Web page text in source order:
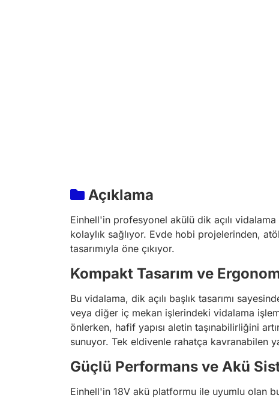
Açıklama
Einhell'in profesyonel akülü dik açılı
kolaylık sağlıyor. Evde hobi projelerinden,
tasarımıyla öne çıkıyor.
Kompakt Tasarım ve
Bu vidalama, dik açılı başlık tasarımı
veya diğer iç mekan işlerindeki vidalama
önlerken, hafif yapısı aletin taşınabilirliğini
sunuyor. Tek eldivenle rahatça kavranabilen
Güçlü Performans ve Akü
Einhell'in 18V akü platformu ile uyumlu olan